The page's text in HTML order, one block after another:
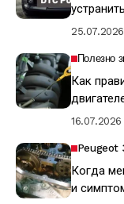
25.07.2026
Полезно
Как
16.07.2026
Peugeot
Когда
и